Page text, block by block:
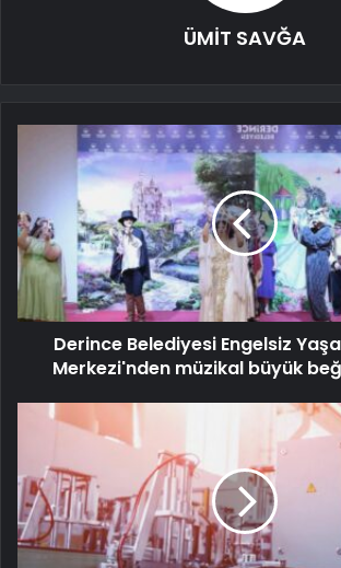
ÜMİT SAVĞA
Derince Belediyesi Engelsiz
Merkezi'nden müzikal büyük